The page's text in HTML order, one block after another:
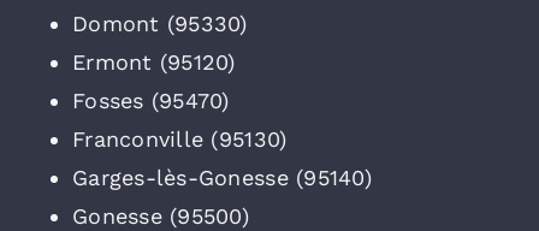
Domont (95330)
Ermont (95120)
Fosses (95470)
Franconville (95130)
Garges-lès-Gonesse (95140)
Gonesse (95500)